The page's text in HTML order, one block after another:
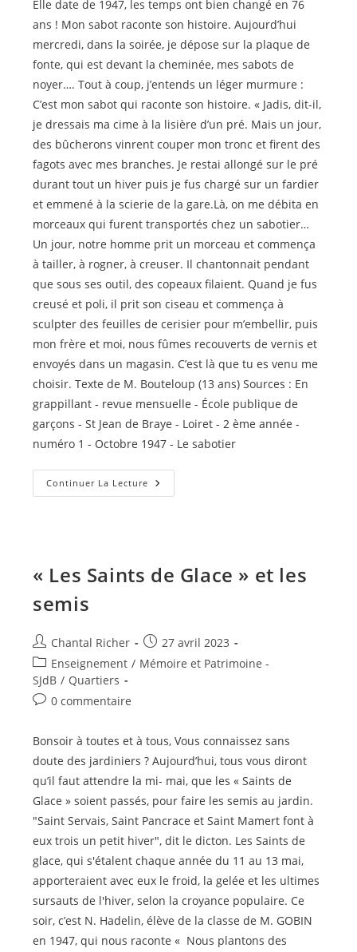
Elle date de 1947, les temps ont bien changé en 76
ans ! Mon sabot raconte son histoire. Aujourd’hui
mercredi, dans la soirée, je dépose sur la plaque de
fonte, qui est devant la cheminée, mes sabots de
noyer…. Tout à coup, j’entends un léger murmure :
C’est mon sabot qui raconte son histoire. « Jadis, dit-il,
je dressais ma cime à la lisière d’un pré. Mais un jour,
des bûcherons vinrent couper mon tronc et firent des
fagots avec mes branches. Je restai allongé sur le pré
durant tout un hiver puis je fus chargé sur un fardier
et emmené à la scierie de la gare.Là, on me débita en
morceaux qui furent transportés chez un sabotier…
Un jour, notre homme prit un morceau et commença
à tailler, à rogner, à creuser. Il chantonnait pendant
que sous ses outil, des copeaux filaient. Quand je fus
creusé et poli, il prit son ciseau et commença à
sculpter des feuilles de cerisier pour m’embellir, puis
mon frère et moi, nous fûmes recouverts de vernis et
envoyés dans un magasin. C’est là que tu es venu me
choisir. Texte de M. Bouteloup (13 ans) Sources : En
grappillant - revue mensuelle - École publique de
garçons - St Jean de Braye - Loiret - 2 ème année -
numéro 1 - Octobre 1947 - Le sabotier
Continuer La Lecture Histoire
De
« Les Saints de Glace » et les
semis
Auteur/autrice
de
la
publication :
Chantal Richer
Publication
publiée :
27 avril 2023
Post
category:
Enseignement / Mémoire et Patrimoine -
SJdB / Quartiers
Commentaires
la
0 commentaire
Bonsoir à toutes et à tous, Vous connaissez sans
doute des jardiniers ? Aujourd’hui, tous vous diront
qu’il faut attendre la mi- mai, que les « Saints de
Glace » soient passés, pour faire les semis au jardin.
"Saint Servais, Saint Pancrace et Saint Mamert font à
eux trois un petit hiver", dit le dicton. Les Saints de
glace, qui s'étalent chaque année du 11 au 13 mai,
apporteraient avec eux le froid, la gelée et les ultimes
sursauts de l'hiver, selon la croyance populaire. Ce
soir, c’est N. Hadelin, élève de la classe de M. GOBIN
en 1947, qui nous raconte « Nous plantons des